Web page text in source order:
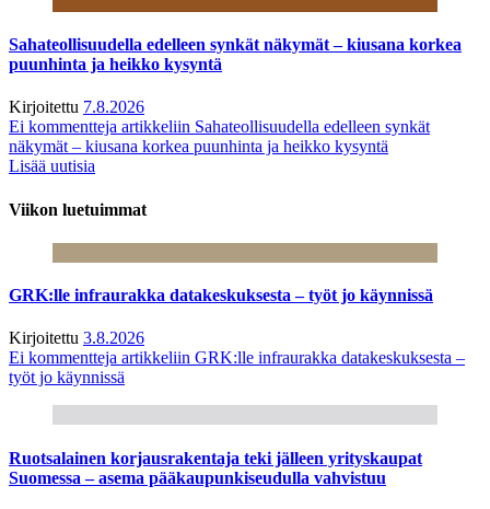
Sahateollisuudella edelleen synkät näkymät – kiusana korkea
puunhinta ja heikko kysyntä
Kirjoitettu 7.8.2026
Ei kommentteja artikkeliin Sahateollisuudella edelleen synkät
näkymät – kiusana korkea puunhinta ja heikko kysyntä
Lisää uutisia
Viikon luetuimmat
GRK:lle infraurakka datakeskuksesta – työt jo käynnissä
Kirjoitettu 3.8.2026
Ei kommentteja artikkeliin GRK:lle infraurakka datakeskuksesta –
työt jo käynnissä
Ruotsalainen korjausrakentaja teki jälleen yrityskaupat
Suomessa – asema pääkaupunkiseudulla vahvistuu